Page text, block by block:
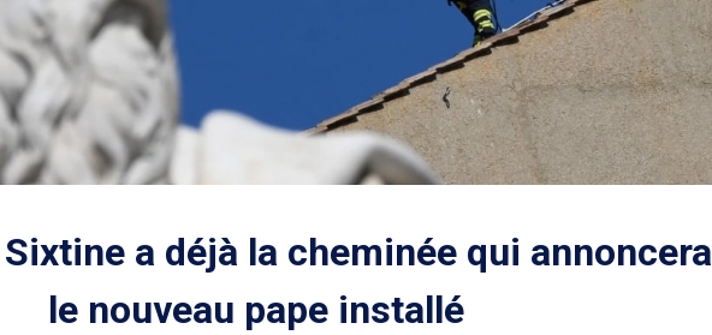
a déjà la cheminée qui annoncera
le nouveau pape installé